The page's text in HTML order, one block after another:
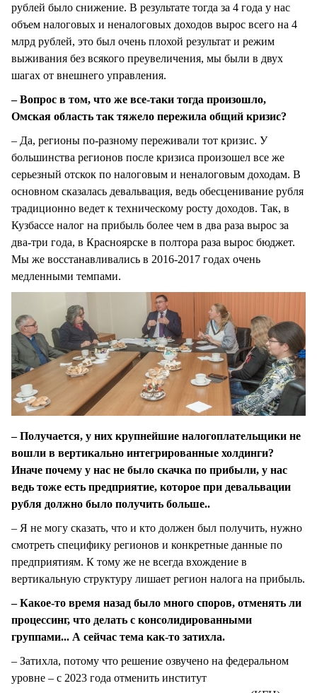
рублей было снижение. В результате тогда за 4 года у нас
объем налоговых и неналоговых доходов вырос всего на 4
млрд рублей, это был очень плохой результат и режим
выживания без всякого преувеличения, мы были в двух
шагах от внешнего управления.
– Вопрос в том, что же все-таки тогда произошло,
Омская область так тяжело пережила общий кризис?
– Да, регионы по-разному переживали тот кризис. У
большинства регионов после кризиса произошел все же
серьезный отскок по налоговым и неналоговым доходам. В
основном сказалась девальвация, ведь обесценивание рубля
традиционно ведет к техническому росту доходов. Так, в
Кузбассе налог на прибыль более чем в два раза вырос за
два-три года, в Красноярске в полтора раза вырос бюджет.
Мы же восстанавливались в 2016-2017 годах очень
медленными темпами.
– Получается, у них крупнейшие налогоплательщики не
вошли в вертикально интегрированные холдинги?
Иначе почему у нас не было скачка по прибыли, у нас
ведь тоже есть предприятие, которое при девальвации
рубля должно было получить больше..
– Я не могу сказать, что и кто должен был получить, нужно
смотреть специфику регионов и конкретные данные по
предприятиям. К тому же не всегда вхождение в
вертикальную структуру лишает регион налога на прибыль.
– Какое-то время назад было много споров, отменять ли
процессинг, что делать с консолидированными
группами... А сейчас тема как-то затихла.
– Затихла, потому что решение озвучено на федеральном
уровне – с 2023 года отменить институт